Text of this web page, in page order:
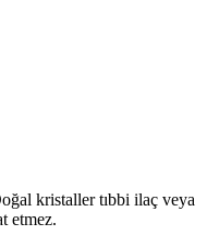
kristaller tıbbi ilaç veya
etmez.